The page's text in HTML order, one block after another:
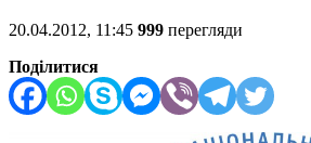
20.04.2012, 11:45 999 перегляди
Поділитися